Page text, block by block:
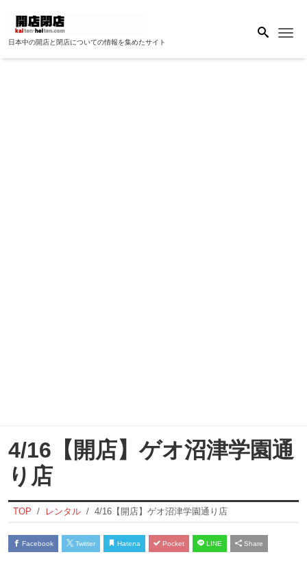
日本中の開店と閉店についての情報を集めたサイト
4/16【開店】ゲオ沼津学園通
り店
TOP レンタル 4/16【開店】ゲオ沼津学園通り店
Facebook Twitter Hatena Pocket LINE Share